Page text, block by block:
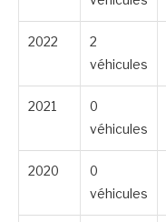
2022
2
véhicules
2021
0
véhicules
2020
0
véhicules